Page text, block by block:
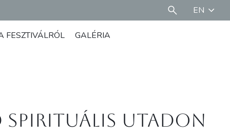
EN
FESZTIVÁLRÓL GALÉRIA
spirituális utadon